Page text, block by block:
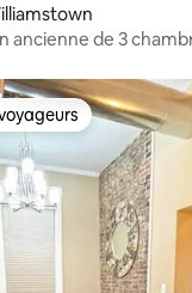
ancienne de 3
les plus